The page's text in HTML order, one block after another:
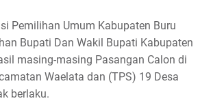
Pemilihan Umum Kabupaten Buru
Bupati Dan Wakil Bupati Kabupaten
masing-masing Pasangan Calon di
Waelata dan (TPS) 19 Desa
berlaku.